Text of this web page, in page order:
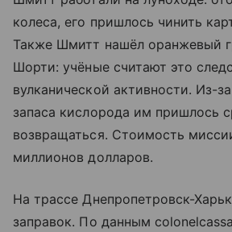
колеса, его пришлось чинить
Также Шмитт нашёл оранжевый
Шорти: учёные считают это
вулканической активности. Из-
запаса кислорода им пришлось
возвращаться. Стоимость
миллионов долларов.
На трассе Днепропетровск-
заправок. По данным